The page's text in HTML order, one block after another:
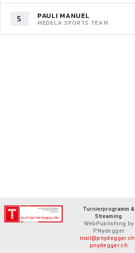
5 PAULI MANUEL
MEDELA SPORTS TEAM
Turnierprogramm &
Streaming
WebPublishing by
P.Nydegger
mail@pnydegger.ch
pnydegger.ch